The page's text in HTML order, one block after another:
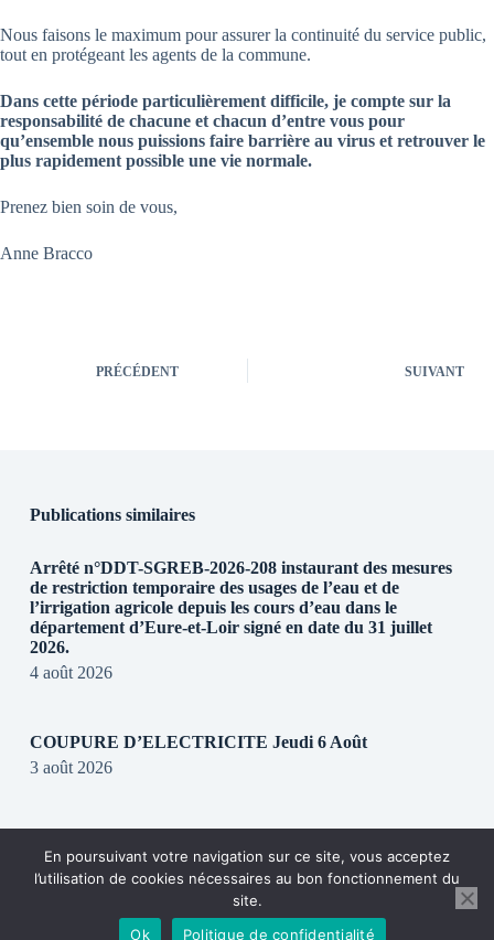
Nous faisons le maximum pour assurer la continuité du service public,
tout en protégeant les agents de la commune.
Dans cette période particulièrement difficile, je compte sur la
responsabilité de chacune et chacun d’entre vous pour
qu’ensemble nous puissions faire barrière au virus et retrouver le
plus rapidement possible une vie normale.
Prenez bien soin de vous,
Anne Bracco
PRÉCÉDENT SUIVANT
Publications similaires
Arrêté n°DDT-SGREB-2026-208 instaurant des mesures
de restriction temporaire des usages de l’eau et de
l’irrigation agricole depuis les cours d’eau dans le
département d’Eure-et-Loir signé en date du 31 juillet
2026.
4 août 2026
COUPURE D’ELECTRICITE Jeudi 6 Août
3 août 2026
RD28
31 juillet 2026
En poursuivant votre navigation sur ce site, vous acceptez
l’utilisation de cookies nécessaires au bon fonctionnement du
site.
Ok
Politique de confidentialité